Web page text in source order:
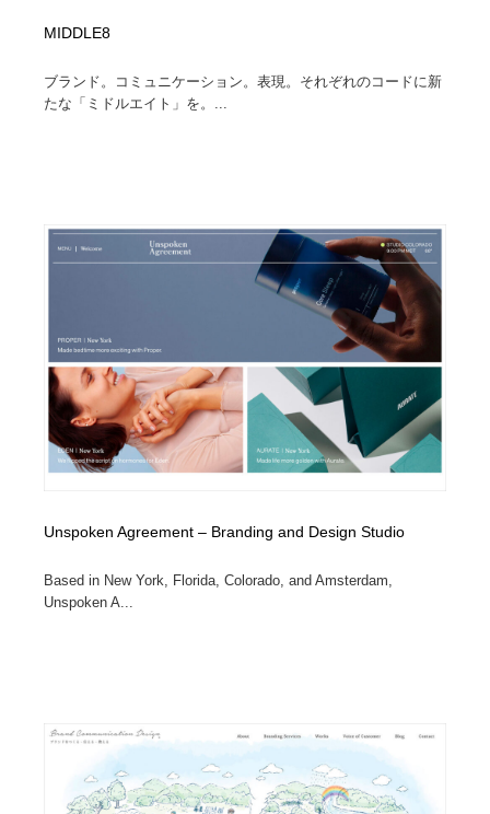
MIDDLE8
ブランド。コミュニケーション。表現。それぞれのコードに新
たな「ミドルエイト」を。...
Unspoken Agreement – Branding and Design Studio
Based in New York, Florida, Colorado, and Amsterdam,
Unspoken A...